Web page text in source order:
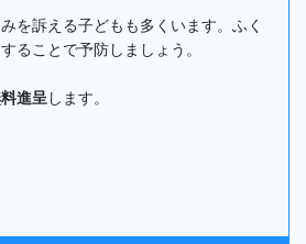
を訴える子どもも多くいます。ふく
ることで予防しましょう。
進呈します。